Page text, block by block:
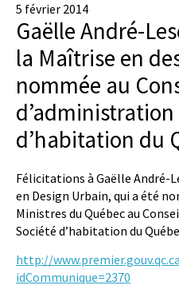
5 février 2014
Gaëlle André-
la Maîtrise en
nommée au
d’habitation du
Félicitations à Gaëlle André-
en Design Urbain, qui a été
Ministres du Québec au
Société d’habitation du
http://
idCommunique=2370